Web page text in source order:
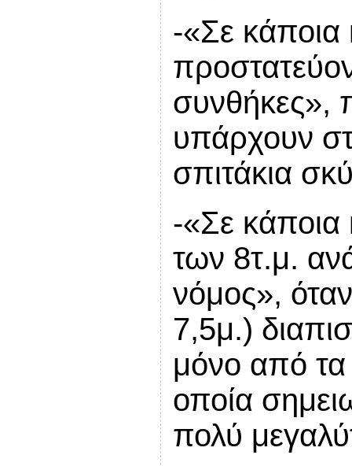
-«Σε κάποια
συνθήκες»,
υπάρχουν
σπιτάκια
-«Σε κάποια
των 8τ.μ.
νόμος»,
7,5μ.)
μόνο από τα
οποία
πολύ